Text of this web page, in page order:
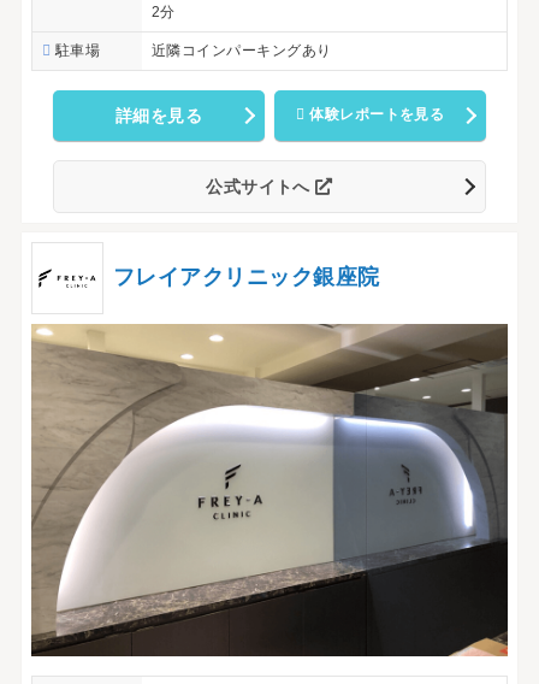
2分
駐車場 近隣コインパーキングあり
詳細を見る 体験レポートを見る
公式サイトへ
フレイアクリニック銀座院